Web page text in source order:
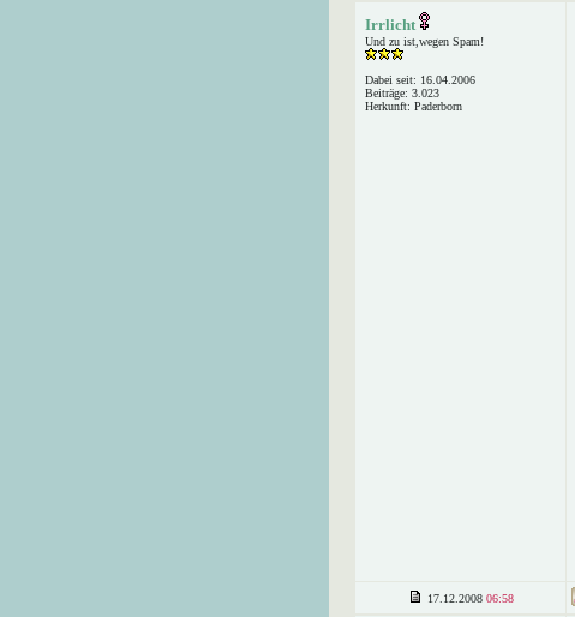
Irrlicht
Und zu ist,wegen Spam!
Dabei seit: 16.04.2006
Beiträge: 3.023
Herkunft: Paderborn
17.12.2008 06:58